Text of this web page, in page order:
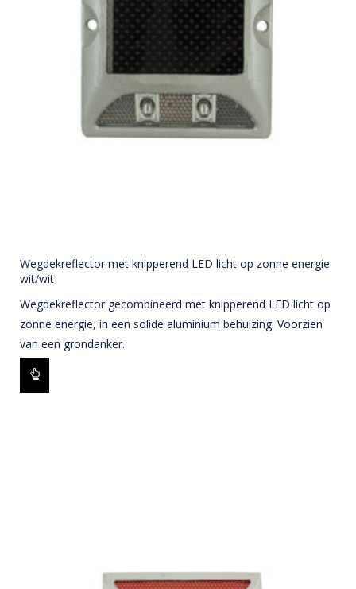
Wegdekreflector met knipperend LED licht op zonne energie
wit/wit
Wegdekreflector gecombineerd met knipperend LED licht op
zonne energie, in een solide aluminium behuizing. Voorzien
van een grondanker.